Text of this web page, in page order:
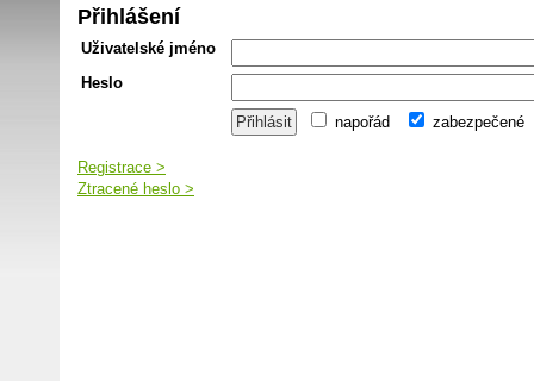
Přihlášení
Uživatelské jméno
Heslo
napořád zabezpečené
Registrace >
Ztracené heslo >